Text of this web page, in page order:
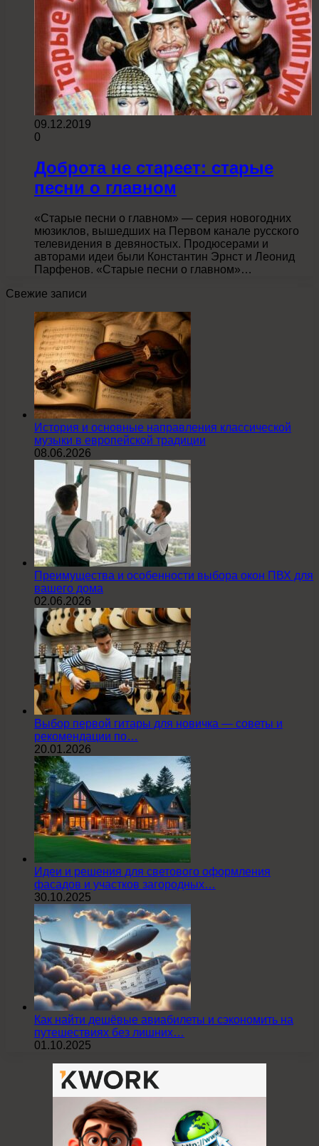
09.12.2019
0
Доброта не стареет: старые
песни о главном
«Старые песни о главном» — серия новогодних
мюзиклов, вышедших на Первом канале русского
телевидения в девяностых. Продюсерами и
авторами идеи были Константин Эрнст и Леонид
Парфенов. «Старые песни о главном»…
Свежие записи
История и основные направления классической
музыки в европейской традиции
08.06.2026
Преимущества и особенности выбора окон ПВХ для
вашего дома
02.06.2026
Выбор первой гитары для новичка — советы и
рекомендации по…
20.01.2026
Идеи и решения для светового оформления
фасадов и участков загородных…
30.10.2025
Как найти дешёвые авиабилеты и сэкономить на
путешествиях без лишних…
01.10.2025